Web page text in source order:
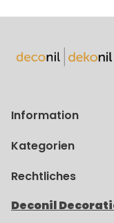
Information
Kategorien
Rechtliches
Deconil